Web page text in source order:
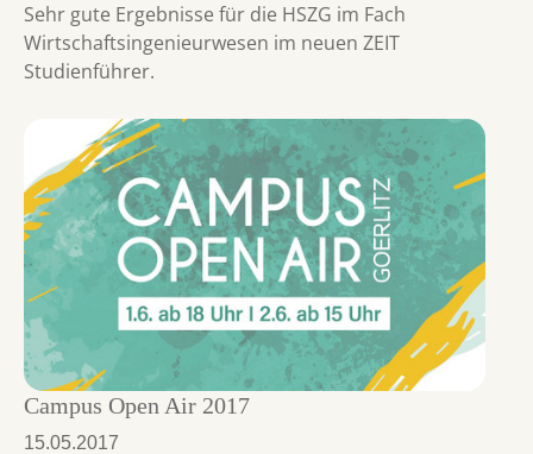
Sehr gute Ergebnisse für die HSZG im Fach
Wirtschaftsingenieurwesen im neuen ZEIT
Studienführer.
Campus Open Air 2017
15.05.2017